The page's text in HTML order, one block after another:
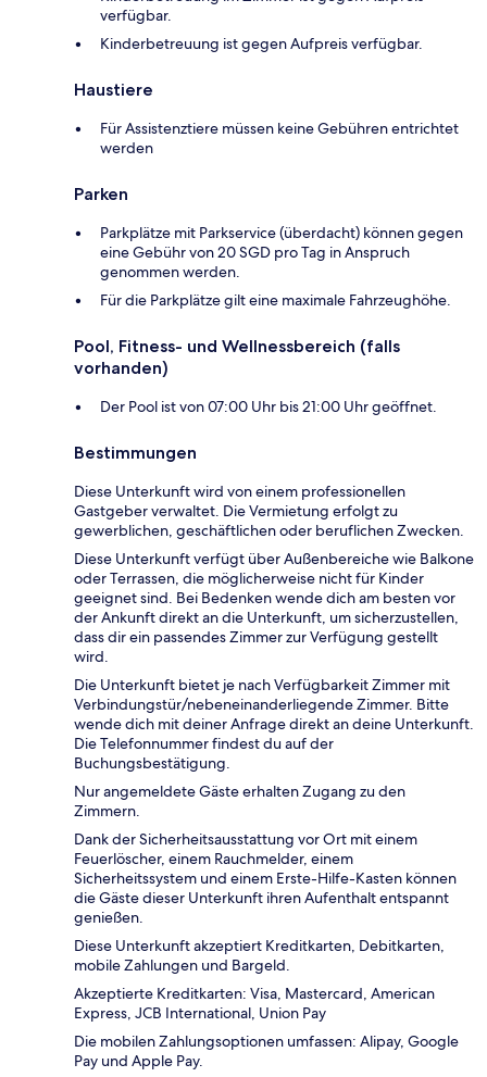
verfügbar.
Kinderbetreuung ist gegen Aufpreis verfügbar.
Haustiere
Für Assistenztiere müssen keine Gebühren entrichtet
werden
Parken
Parkplätze mit Parkservice (überdacht) können gegen
eine Gebühr von 20 SGD pro Tag in Anspruch
genommen werden.
Für die Parkplätze gilt eine maximale Fahrzeughöhe.
Pool, Fitness- und Wellnessbereich (falls
vorhanden)
Der Pool ist von 07:00 Uhr bis 21:00 Uhr geöffnet.
Bestimmungen
Diese Unterkunft wird von einem professionellen
Gastgeber verwaltet. Die Vermietung erfolgt zu
gewerblichen, geschäftlichen oder beruflichen Zwecken.
Diese Unterkunft verfügt über Außenbereiche wie Balkone
oder Terrassen, die möglicherweise nicht für Kinder
geeignet sind. Bei Bedenken wende dich am besten vor
der Ankunft direkt an die Unterkunft, um sicherzustellen,
dass dir ein passendes Zimmer zur Verfügung gestellt
wird.
Die Unterkunft bietet je nach Verfügbarkeit Zimmer mit
Verbindungstür/nebeneinanderliegende Zimmer. Bitte
wende dich mit deiner Anfrage direkt an deine Unterkunft.
Die Telefonnummer findest du auf der
Buchungsbestätigung.
Nur angemeldete Gäste erhalten Zugang zu den
Zimmern.
Dank der Sicherheitsausstattung vor Ort mit einem
Feuerlöscher, einem Rauchmelder, einem
Sicherheitssystem und einem Erste-Hilfe-Kasten können
die Gäste dieser Unterkunft ihren Aufenthalt entspannt
genießen.
Diese Unterkunft akzeptiert Kreditkarten, Debitkarten,
mobile Zahlungen und Bargeld.
Akzeptierte Kreditkarten: Visa, Mastercard, American
Express, JCB International, Union Pay
Die mobilen Zahlungsoptionen umfassen: Alipay, Google
Pay und Apple Pay.